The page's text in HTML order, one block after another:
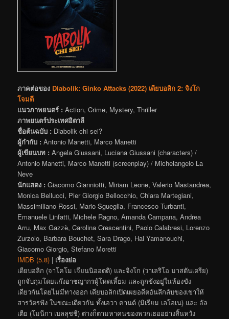
ภาคต่อของ Diabolik: Ginko Attacks (2022) เดียบอลิก 2: จิงโก
โจมตี
แนวภาพยนตร์ : Action, Crime, Mystery, Thriller
ภาพยนตร์ประเทศอิตาลี
ชื่อต้นฉบับ : Diabolik chi sei?
ผู้กำกับ : Antonio Manetti, Marco Manetti
ผู้เขียนบท : Angela Giussani, Luciana Giussani (characters) /
Antonio Manetti, Marco Manetti (screenplay) / Michelangelo La
Neve
นักแสดง : Giacomo Gianniotti, Miriam Leone, Valerio Mastandrea,
Monica Bellucci, Pier Giorgio Bellocchio, Chiara Martegiani,
Massimiliano Rossi, Mario Sgueglia, Francesco Turbanti,
Emanuele Linfatti, Michele Ragno, Amanda Campana, Andrea
Arru, Max Gazzè, Carolina Crescentini, Paolo Calabresi, Lorenzo
Zurzolo, Barbara Bouchet, Sara Drago, Hal Yamanouchi,
Giacomo Giorgio, Stefano Moretti
IMDB (5.8) | เรื่องย่อ
เดียบอลิก (จาโคโม เจียนนิออตติ) และจิงโก (วาเลริโอ มาสตันเดรีย)
ถูกจับกุมโดยแก๊งอาชญากรผู้โหดเหี้ยม และถูกขังอยู่ในห้องขัง
เดียวกันโดยไม่มีทางออก เดียบอลิกเปิดเผยอดีตอันลึกลับของเขาให้
สารวัตรฟัง ในขณะเดียวกัน ทั้งเอวา คานต์ (มิเรียม เลโอเน) และ อัล
เตีย (โมนีกา เบลลุชชี) ต่างก็ตามหาคนของพวกเธออย่างสิ้นหวัง